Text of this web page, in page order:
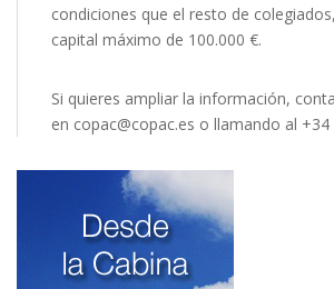
condiciones que el resto de
capital máximo de 100.000 €.
Si quieres ampliar la información,
en copac@copac.es o llamando al +34